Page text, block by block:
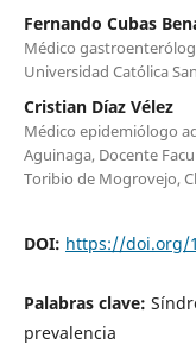
Fernando Cubas
Médico
Universidad Católica
Cristian Díaz Vélez
Médico epidemiólogo
Aguinaga, Docente
Toribio de Mogrovejo,
DOI: https://doi.org/
Palabras clave:
prevalencia